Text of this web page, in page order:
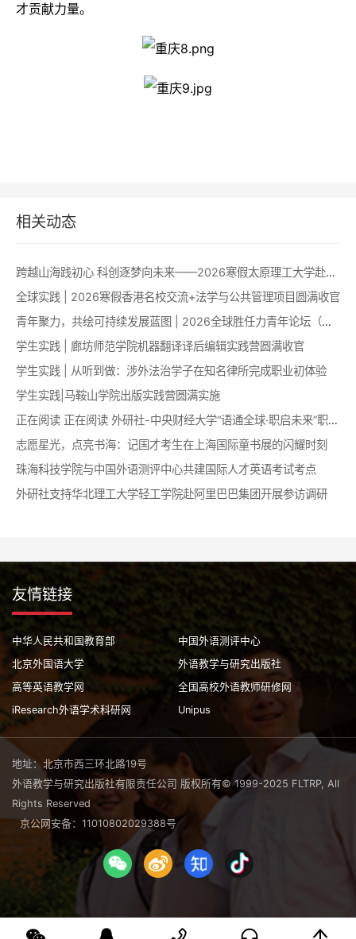
才贡献力量。
相关动态
跨越山海践初心 科创逐梦向未来——2026寒假太原理工大学赴澳科技创新能力提升项目圆满收官
全球实践 | 2026寒假香港名校交流+法学与公共管理项目圆满收官
青年聚力，共绘可持续发展蓝图 | 2026全球胜任力青年论坛（澳门）成功举办！
学生实践 | 廊坊师范学院机器翻译译后编辑实践营圆满收官
学生实践 | 从听到做：涉外法治学子在知名律所完成职业初体验
学生实践|马鞍山学院出版实践营圆满实施
正在阅读 正在阅读 外研社-中央财经大学“语通全球·职启未来”职业认知拓展训练营成功举办
志愿星光，点亮书海：记国才考生在上海国际童书展的闪耀时刻
珠海科技学院与中国外语测评中心共建国际人才英语考试考点
外研社支持华北理工大学轻工学院赴阿里巴巴集团开展参访调研
友情链接
中华人民共和国教育部
中国外语测评中心
北京外国语大学
外语教学与研究出版社
高等英语教学网
全国高校外语教师研修网
iResearch外语学术科研网
Unipus
地址：北京市西三环北路19号
外语教学与研究出版社有限责任公司 版权所有© 1999-2025 FLTRP, All
Rights Reserved
京公网安备：11010802029388号